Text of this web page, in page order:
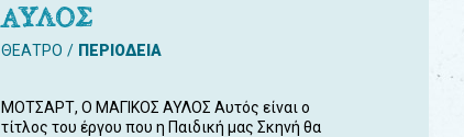
ΑΥΛΟΣ
ΘΕΑΤΡΟ ΠΕΡΙΟΔΕΙΑ
ΜΟΤΣΑΡΤ, Ο ΜΑΓΙΚΟΣ ΑΥΛΟΣ Αυτός είναι ο
τίτλος του έργου που η Παιδική μας Σκηνή θα